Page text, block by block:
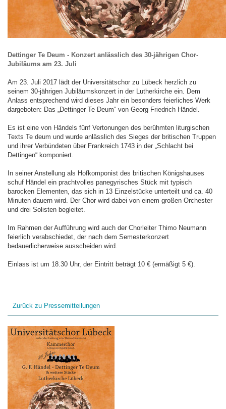
Dettinger Te Deum - Konzert anlässlich des 30-jährigen Chor-
Jubiläums am 23. Juli
Am 23. Juli 2017 lädt der Universitätschor zu Lübeck herzlich zu
seinem 30-jährigen Jubiläumskonzert in der Lutherkirche ein. Dem
Anlass entsprechend wird dieses Jahr ein besonders feierliches Werk
dargeboten: Das „Dettinger Te Deum“ von Georg Friedrich Händel.
Es ist eine von Händels fünf Vertonungen des berühmten liturgischen
Texts Te deum und wurde anlässlich des Sieges der britischen Truppen
und ihrer Verbündeten über Frankreich 1743 in der „Schlacht bei
Dettingen“ komponiert.
In seiner Anstellung als Hofkomponist des britischen Königshauses
schuf Händel ein prachtvolles panegyrisches Stück mit typisch
barocken Elementen, das sich in 13 Einzelstücke unterteilt und ca. 40
Minuten dauern wird. Der Chor wird dabei von einem großen Orchester
und drei Solisten begleitet.
Im Rahmen der Aufführung wird auch der Chorleiter Thimo Neumann
feierlich verabschiedet, der nach dem Semesterkonzert
bedauerlicherweise ausscheiden wird.
Einlass ist um 18.30 Uhr, der Eintritt beträgt 10 € (ermäßigt 5 €).
Zurück zu Pressemitteilungen